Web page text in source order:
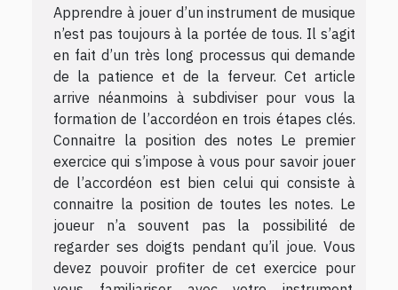
Apprendre à jouer d’un instrument de musique
n’est pas toujours à la portée de tous. Il s’agit
en fait d’un très long processus qui demande
de la patience et de la ferveur. Cet article
arrive néanmoins à subdiviser pour vous la
formation de l’accordéon en trois étapes clés.
Connaitre la position des notes Le premier
exercice qui s’impose à vous pour savoir jouer
de l’accordéon est bien celui qui consiste à
connaitre la position de toutes les notes. Le
joueur n’a souvent pas la possibilité de
regarder ses doigts pendant qu’il joue. Vous
devez pouvoir profiter de cet exercice pour